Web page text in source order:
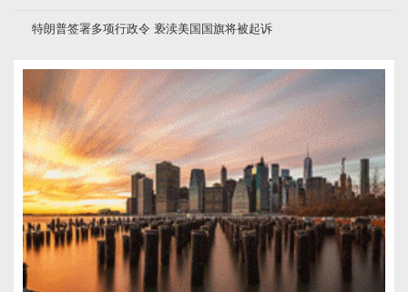
特朗普签署多项行政令 亵渎美国国旗将被起诉